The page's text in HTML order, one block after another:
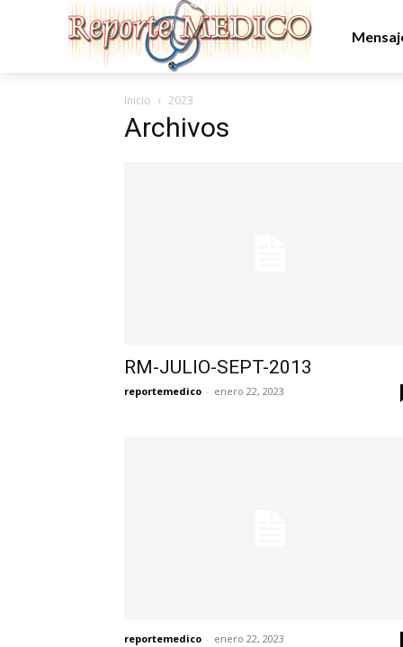
Inicio 2023
Archivos
RM-JULIO-SEPT-2013
reportemedico - enero 22, 2023
reportemedico - enero 22, 2023